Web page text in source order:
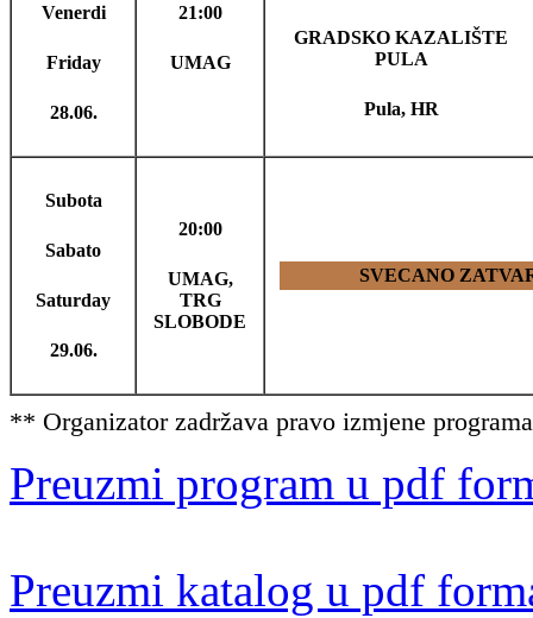
Venerdi
Friday
28.06.
21:00
UMAG
GRADSKO KAZALIŠTE
PULA
Pula, HR
Subota
Sabato
Saturday
29.06.
20:00
UMAG,
TRG
SLOBODE
SVECANO
** Organizator zadržava pravo izmjene
Preuzmi program u pdf
Preuzmi katalog u pdf